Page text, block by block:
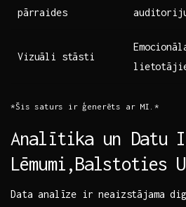
⁣pārraides
Vizuāli stāsti
*Šis saturs ir ⁢ģenerēts ⁤ar MI.*
Analītika un Datu
Lēmumi,Balstoties
Data analīze ir neaizstājama